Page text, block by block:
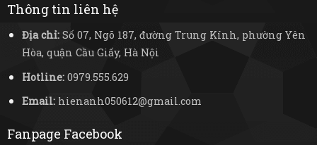
Thông tin liên hệ
Địa chỉ:Số 07, Ngõ 187, đường Trung Kính, phường Yên
Hòa, quận Cầu Giấy, Hà Nội
Hotline:0979.555.629
Email:hienanh050612@gmail.com
Fanpage Facebook